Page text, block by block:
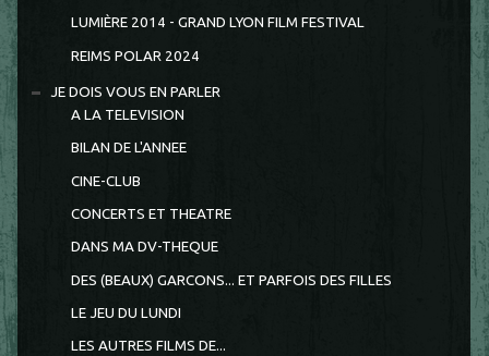
LUMIÈRE 2014 - GRAND LYON FILM FESTIVAL
REIMS POLAR 2024
JE DOIS VOUS EN PARLER
A LA TELEVISION
BILAN DE L'ANNEE
CINE-CLUB
CONCERTS ET THEATRE
DANS MA DV-THEQUE
DES (BEAUX) GARCONS... ET PARFOIS DES FILLES
LE JEU DU LUNDI
LES AUTRES FILMS DE...